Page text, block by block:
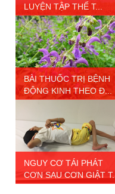
LUYỆN TẬP THỂ T...
BÀI THUỐC TRỊ BỆNH
ĐỘNG KINH THEO Đ...
NGUY CƠ TÁI PHÁT
CƠN SAU CƠN GIẬT T...